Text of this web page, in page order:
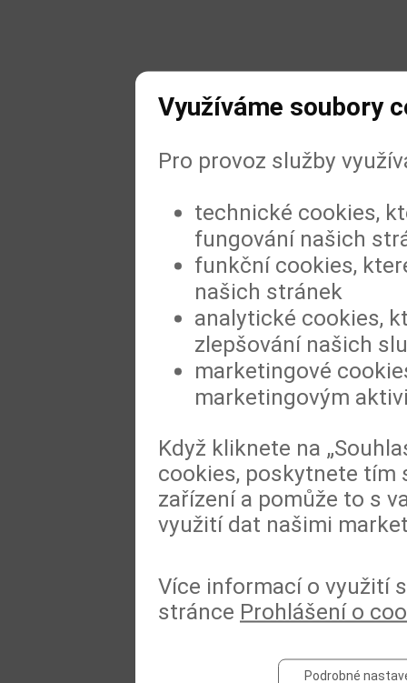
Využíváme soubory
Pro provoz služby
technické cookies,
fungování našich
funkční cookies,
našich stránek
analytické cookies,
zlepšování našich
marketingové
marketingovým
Když kliknete na
cookies, poskytnete tím
zařízení a pomůže to s
využití dat našimi
Více informací o využití
stránce Prohlášení o
Podrobné